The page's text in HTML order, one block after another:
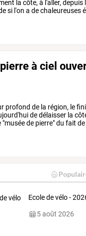
la côte, à l'aller, depuis
si l'on a dechaleureuses
à ciel
profond de la région, le
dedélaisser la
"muséede pierre"du fait de
Ecole de vélo -
5 août 2026